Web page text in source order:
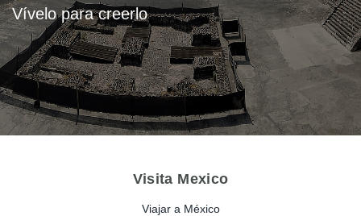
Vívelo para creerlo
Visita Mexico
Viajar a México